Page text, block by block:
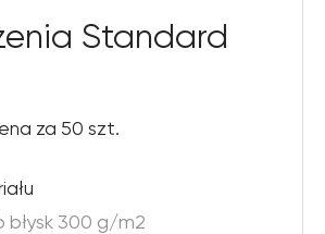
Standard
za 50 szt.
błysk 300 g/m2